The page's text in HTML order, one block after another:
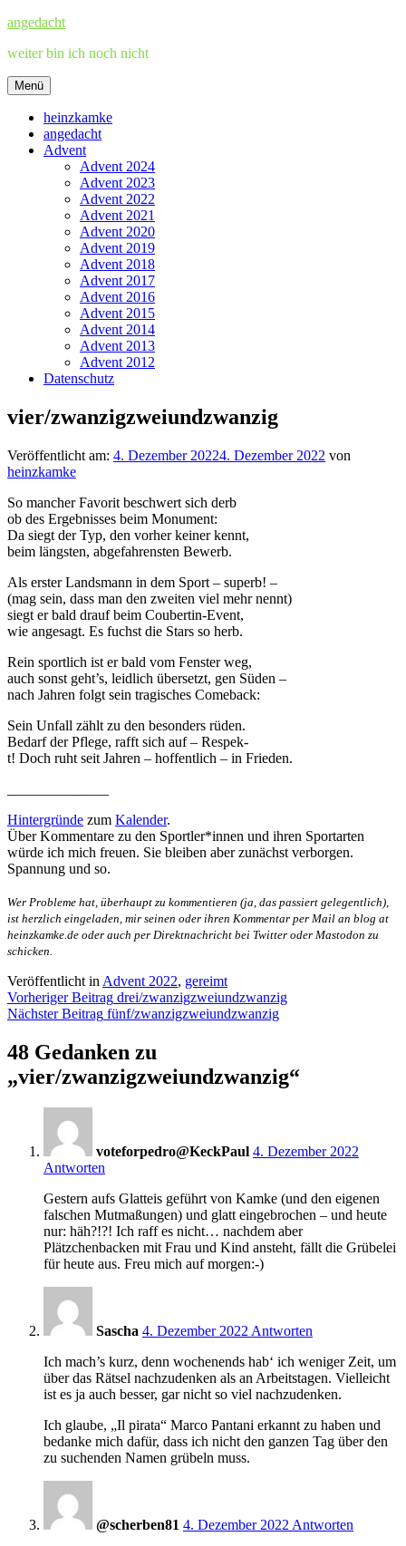
Zum
springen
angedacht
weiter bin ich noch nicht
Menü
heinzkamke
angedacht
Advent
Advent 2024
Advent 2023
Advent 2022
Advent 2021
Advent 2020
Advent 2019
Advent 2018
Advent 2017
Advent 2016
Advent 2015
Advent 2014
Advent 2013
Advent 2012
Datenschutz
vier/zwanzigzweiundzwanzig
Veröffentlicht am: 4. Dezember 20224. Dezember 2022 von
heinzkamke
So mancher Favorit beschwert sich derb
ob des Ergebnisses beim Monument:
Da siegt der Typ, den vorher keiner kennt,
beim längsten, abgefahrensten Bewerb.
Als erster Landsmann in dem Sport – superb! –
(mag sein, dass man den zweiten viel mehr nennt)
siegt er bald drauf beim Coubertin-Event,
wie angesagt. Es fuchst die Stars so herb.
Rein sportlich ist er bald vom Fenster weg,
auch sonst geht’s, leidlich übersetzt, gen Süden –
nach Jahren folgt sein tragisches Comeback:
Sein Unfall zählt zu den besonders rüden.
Bedarf der Pflege, rafft sich auf – Respek-
t! Doch ruht seit Jahren – hoffentlich – in Frieden.
Hintergründe zum Kalender.
Über Kommentare zu den Sportler*innen und ihren Sportarten
würde ich mich freuen. Sie bleiben aber zunächst verborgen.
Spannung und so.
Wer Probleme hat, überhaupt zu kommentieren (ja, das passiert gelegentlich),
ist herzlich eingeladen, mir seinen oder ihren Kommentar per Mail an blog at
heinzkamke.de oder auch per Direktnachricht bei Twitter oder Mastodon zu
schicken.
Veröffentlicht in Advent 2022, gereimt
Beitragsnavigation
Vorheriger Beitrag drei/zwanzigzweiundzwanzig
Nächster Beitrag fünf/zwanzigzweiundzwanzig
48 Gedanken zu
„vier/zwanzigzweiundzwanzig“
voteforpedro@KeckPaul 4. Dezember 2022
Antworten
Gestern aufs Glatteis geführt von Kamke (und den eigenen
falschen Mutmaßungen) und glatt eingebrochen – und heute
nur: häh?!?! Ich raff es nicht… nachdem aber
Plätzchenbacken mit Frau und Kind ansteht, fällt die Grübelei
für heute aus. Freu mich auf morgen:-)
Sascha 4. Dezember 2022 Antworten
Ich mach’s kurz, denn wochenends hab‘ ich weniger Zeit, um
über das Rätsel nachzudenken als an Arbeitstagen. Vielleicht
ist es ja auch besser, gar nicht so viel nachzudenken.
Ich glaube, „Il pirata“ Marco Pantani erkannt zu haben und
bedanke mich dafür, dass ich nicht den ganzen Tag über den
zu suchenden Namen grübeln muss.
@scherben81 4. Dezember 2022 Antworten